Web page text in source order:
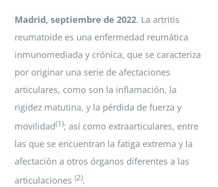
Madrid, septiembre de 2022. La artritis
reumatoide es una enfermedad reumática
inmunomediada y crónica, que se caracteriza
por originar una serie de afectaciones
articulares, como son la inflamación, la
rigidez matutina, y la pérdida de fuerza y
movilidad(1); así como extraarticulares, entre
las que se encuentran la fatiga extrema y la
afectación a otros órganos diferentes a las
articulaciones (2).